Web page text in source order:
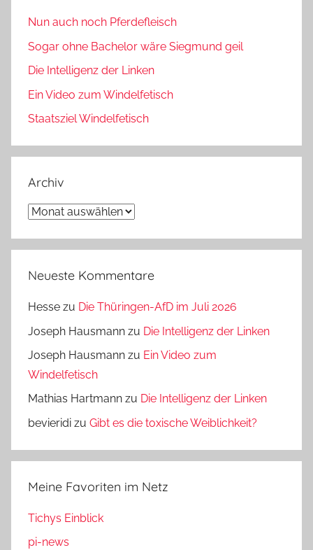
Nun auch noch Pferdefleisch
Sogar ohne Bachelor wäre Siegmund geil
Die Intelligenz der Linken
Ein Video zum Windelfetisch
Staatsziel Windelfetisch
Archiv
Archiv
Neueste Kommentare
Hesse zu Die Thüringen-AfD im Juli 2026
Joseph Hausmann zu Die Intelligenz der Linken
Joseph Hausmann zu Ein Video zum
Windelfetisch
Mathias Hartmann zu Die Intelligenz der Linken
bevieridi zu Gibt es die toxische Weiblichkeit?
Meine Favoriten im Netz
Tichys Einblick
pi-news